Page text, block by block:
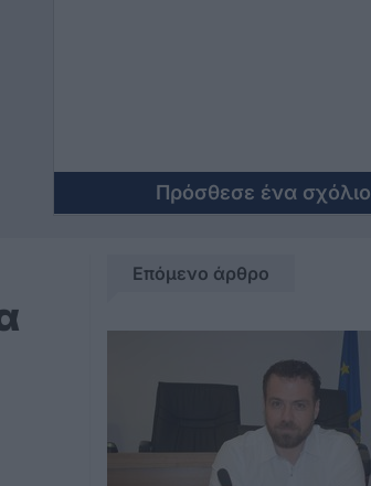
Πρόσθεσε ένα σχόλιο
Επόμενο άρθρο